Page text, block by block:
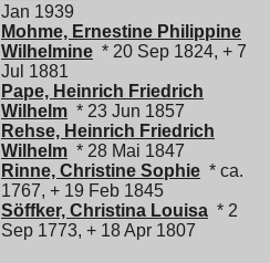
Jan 1939
Mohme, Ernestine Philippine
Wilhelmine * 20 Sep 1824, + 7
Jul 1881
Pape, Heinrich Friedrich
Wilhelm * 23 Jun 1857
Rehse, Heinrich Friedrich
Wilhelm * 28 Mai 1847
Rinne, Christine Sophie * ca.
1767, + 19 Feb 1845
Söffker, Christina Louisa * 2
Sep 1773, + 18 Apr 1807